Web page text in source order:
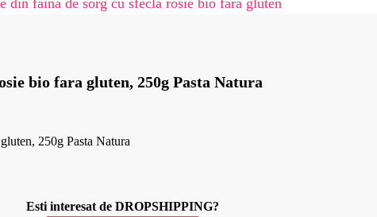
bio fara gluten, 250g Pasta Natura
250g Pasta Natura
Esti interesat de DROPSHIPPING?